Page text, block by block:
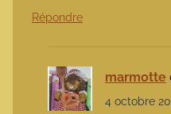
Répondre
marmotte
4 octobre